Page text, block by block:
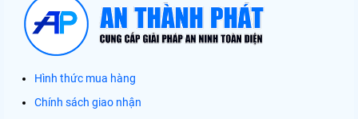
Hình thức mua hàng
Chính sách giao nhận